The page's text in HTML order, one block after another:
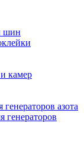
шин
камер
азота
генераторов